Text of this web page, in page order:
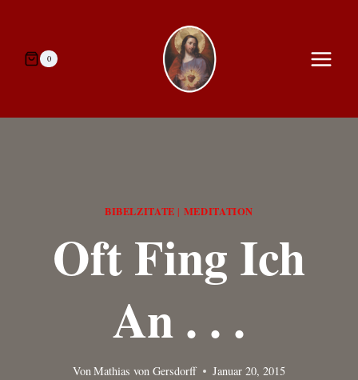
springen0
BIBELZITATE | MEDITATION
Oft Fing Ich
An . . .
VonMathias von Gersdorff Januar 20, 2015